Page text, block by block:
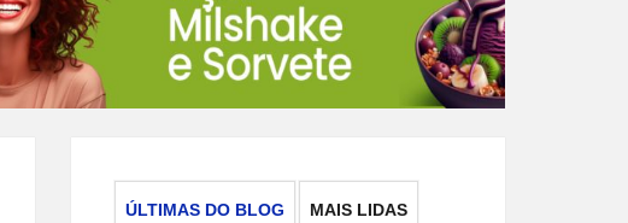
ÚLTIMAS DO BLOG MAIS LIDAS